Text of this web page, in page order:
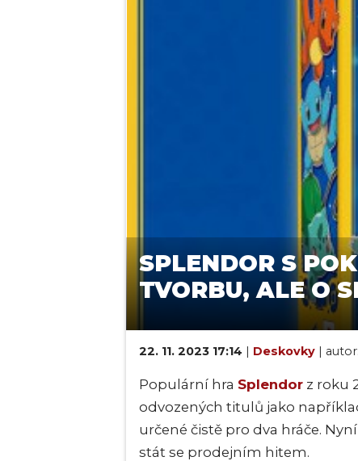
SPLENDOR S
TVORBU, ALE O
22. 11. 2023 17:14 | Deskovky | autor:
Populární hra Splendor z roku
odvozených titulů jako
určené čistě pro dva hráče.
stát se prodejním hitem.